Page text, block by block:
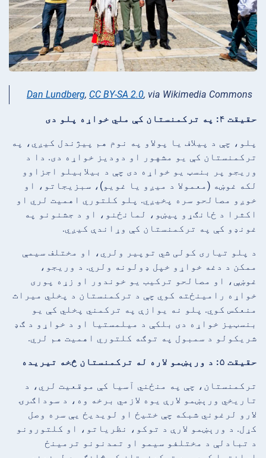
Dan Lundberg, CC BY-SA 2.0, via Wikimedia Commons
حقیقت ۴: په ترکمنستان کې ملي خواړه پلو دی
پلو، چې د پیلاف یا پولاو په نوم هم پیژندل کیږي، په
ترکمنستان کې یو مشهور او دودیز خواړه دی. دا د
وریجو پر بنسټ یو خواړه دی چې د بیلابیلو اجزاوو
لکه غوښه (معمولا د میږو یا غویو)، سبزیجاتو، او
خوږو مصالحو سره پخیږي. پلو کلتوري اهمیت لري او
اکثرا د ځانګړو پیښو، لمانځنو، او د جشنونو په
غونډو کې په ترکمنستان کې وړاندې کیږي.
د پلو تیاری کولی شي توپیر ولري، او مختلف سیمې
ممکن د دغه خواړو خپل ډولونه ولري. د وریجو،
غوښې، او مصالحو ترکیب یو خوندور او زړه پوری
خواړه رامینځته کوي چې د ترکمنستان د پخلي میراث
منعکس کوي. پلو نه یوازې په ترکمني پخلي کې یو
بنسټیز خواړه دی بلکې د میلمستیا او د خواړو د ګډ
شریکولو د سمبول په توګه کلتوري اهمیت هم لري.
حقیقت ۵: د ورېښمو لاره له ترکمنستان څخه تیریده
ترکمنستان، چې په منځني آسیا کې موقعیت لري، د
تاریخي ورېښمو لارې یوه لازمي برخه وه، د سوداګرۍ
لارو لرغوني شبکه چې ختیځ او لویدیځ یې سره وصل
کړل. د ورېښمو لارې د توکو، نظریاتو، او کلتورونو
د تبادلې د مختلفو سیمو او تمدنونو ترمینځ